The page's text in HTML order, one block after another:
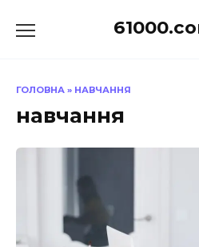
до
ГОЛОВНА » НАВЧАННЯ
навчання